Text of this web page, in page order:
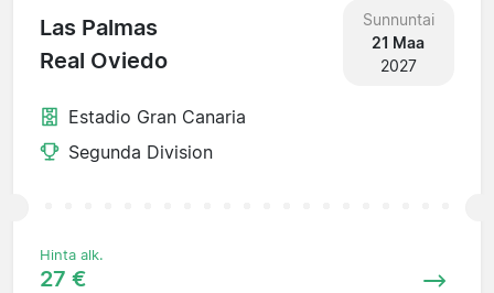
Las Palmas
Real Oviedo
Sunnuntai
21 Maa
2027
Estadio Gran Canaria
Segunda Division
Hinta alk.
27 €